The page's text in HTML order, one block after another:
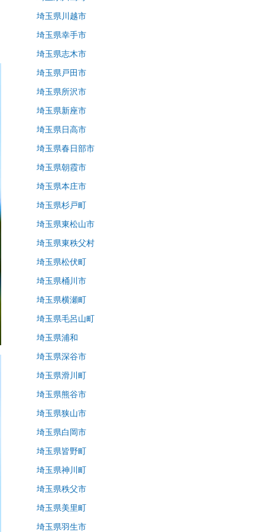
埼玉県川越市
埼玉県幸手市
埼玉県志木市
埼玉県戸田市
埼玉県所沢市
埼玉県新座市
埼玉県日高市
埼玉県春日部市
埼玉県朝霞市
埼玉県本庄市
埼玉県杉戸町
埼玉県東松山市
埼玉県東秩父村
埼玉県松伏町
埼玉県桶川市
埼玉県横瀬町
埼玉県毛呂山町
埼玉県浦和
埼玉県深谷市
埼玉県滑川町
埼玉県熊谷市
埼玉県狭山市
埼玉県白岡市
埼玉県皆野町
埼玉県神川町
埼玉県秩父市
埼玉県美里町
埼玉県羽生市